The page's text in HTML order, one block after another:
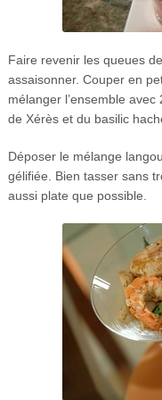
Faire revenir les queues
assaisonner. Couper en
mélanger l’ensemble avec
de Xérès et du basilic
Déposer le mélange
gélifiée. Bien tasser sans
aussi plate que possible.